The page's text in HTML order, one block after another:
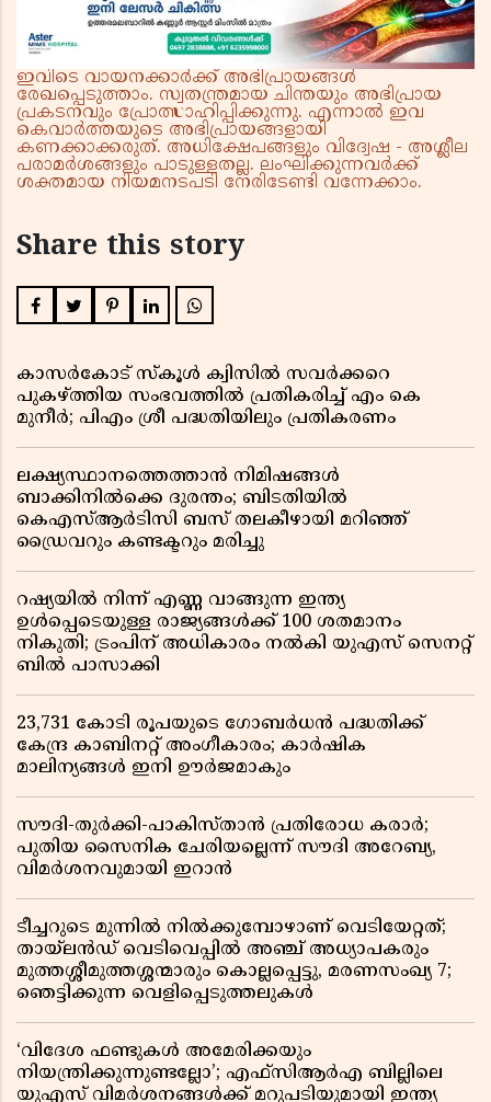
ഇവിടെ വായനക്കാർക്ക് അഭിപ്രായങ്ങൾ
രേഖപ്പെടുത്താം. സ്വതന്ത്രമായ ചിന്തയും അഭിപ്രായ
പ്രകടനവും പ്രോത്സാഹിപ്പിക്കുന്നു. എന്നാൽ ഇവ
കെവാർത്തയുടെ അഭിപ്രായങ്ങളായി
കണക്കാക്കരുത്. അധിക്ഷേപങ്ങളും വിദ്വേഷ - അശ്ലീല
പരാമർശങ്ങളും പാടുള്ളതല്ല. ലംഘിക്കുന്നവർക്ക്
ശക്തമായ നിയമനടപടി നേരിടേണ്ടി വന്നേക്കാം.
Share this story
കാസർകോട് സ്കൂൾ ക്വിസിൽ സവർക്കറെ
പുകഴ്ത്തിയ സംഭവത്തിൽ പ്രതികരിച്ച് എം കെ
മുനീർ; പിഎം ശ്രീ പദ്ധതിയിലും പ്രതികരണം
ലക്ഷ്യസ്ഥാനത്തെത്താൻ നിമിഷങ്ങൾ
ബാക്കിനിൽക്കെ ദുരന്തം; ബിടതിയിൽ
കെഎസ്ആർടിസി ബസ് തലകീഴായി മറിഞ്ഞ്
ഡ്രൈവറും കണ്ടക്ടറും മരിച്ചു
റഷ്യയിൽ നിന്ന് എണ്ണ വാങ്ങുന്ന ഇന്ത്യ
ഉൾപ്പെടെയുള്ള രാജ്യങ്ങൾക്ക് 100 ശതമാനം
നികുതി; ട്രംപിന് അധികാരം നൽകി യുഎസ് സെനറ്റ്
ബിൽ പാസാക്കി
23,731 കോടി രൂപയുടെ ഗോബർധൻ പദ്ധതിക്ക്
കേന്ദ്ര കാബിനറ്റ് അംഗീകാരം; കാർഷിക
മാലിന്യങ്ങൾ ഇനി ഊർജമാകും
സൗദി-തുർക്കി-പാകിസ്താൻ പ്രതിരോധ കരാർ;
പുതിയ സൈനിക ചേരിയല്ലെന്ന് സൗദി അറേബ്യ,
വിമർശനവുമായി ഇറാൻ
ടീച്ചറുടെ മുന്നിൽ നിൽക്കുമ്പോഴാണ് വെടിയേറ്റത്;
തായ്‌ലൻഡ് വെടിവെപ്പിൽ അഞ്ച് അധ്യാപകരും
മുത്തശ്ശീമുത്തശ്ശന്മാരും കൊല്ലപ്പെട്ടു, മരണസംഖ്യ 7;
ഞെട്ടിക്കുന്ന വെളിപ്പെടുത്തലുകൾ
‘വിദേശ ഫണ്ടുകൾ അമേരിക്കയും
നിയന്ത്രിക്കുന്നുണ്ടല്ലോ’; എഫ്സിആർഎ ബില്ലിലെ
യുഎസ് വിമർശനങ്ങൾക്ക് മറുപടിയുമായി ഇന്ത്യ